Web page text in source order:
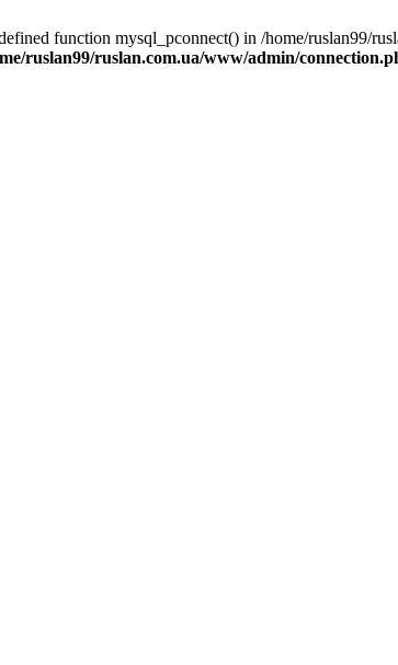
function mysql_pconnect() in /home/ruslan99/
ruslan99/ruslan.com.ua/www/admin/